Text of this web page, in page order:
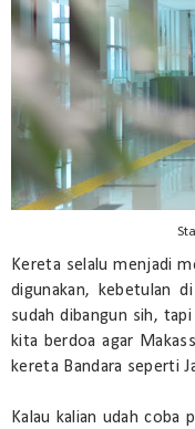
Kereta selalu menjadi
digunakan, kebetulan
sudah dibangun sih,
kita berdoa agar
kereta Bandara seperti
Kalau kalian udah coba